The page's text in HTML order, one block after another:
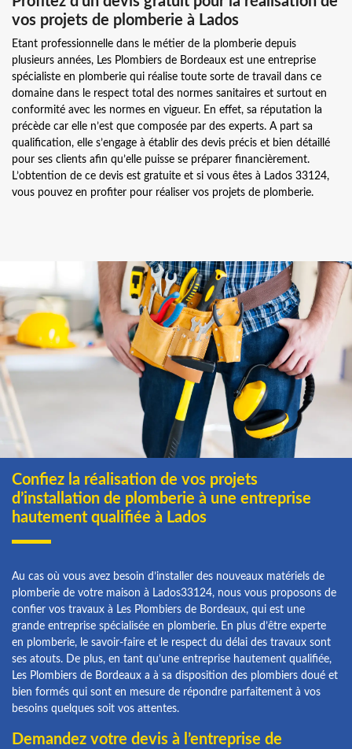
vos projets de plomberie à Lados
Etant professionnelle dans le métier de la plomberie depuis
plusieurs années, Les Plombiers de Bordeaux est une entreprise
spécialiste en plomberie qui réalise toute sorte de travail dans ce
domaine dans le respect total des normes sanitaires et surtout en
conformité avec les normes en vigueur. En effet, sa réputation la
précède car elle n’est que composée par des experts. A part sa
qualification, elle s’engage à établir des devis précis et bien détaillé
pour ses clients afin qu’elle puisse se préparer financièrement.
L’obtention de ce devis est gratuite et si vous êtes à Lados 33124,
vous pouvez en profiter pour réaliser vos projets de plomberie.
Confiez la réalisation de vos projets
d’installation de plomberie à une entreprise
hautement qualifiée à Lados
Au cas où vous avez besoin d’installer des nouveaux matériels de
plomberie de votre maison à Lados33124, nous vous proposons de
confier vos travaux à Les Plombiers de Bordeaux, qui est une
grande entreprise spécialisée en plomberie. En plus d’être experte
en plomberie, le savoir-faire et le respect du délai des travaux sont
ses atouts. De plus, en tant qu’une entreprise hautement qualifiée,
Les Plombiers de Bordeaux a à sa disposition des plombiers doué et
bien formés qui sont en mesure de répondre parfaitement à vos
besoins quelques soit vos attentes.
Demandez votre devis à l’entreprise de